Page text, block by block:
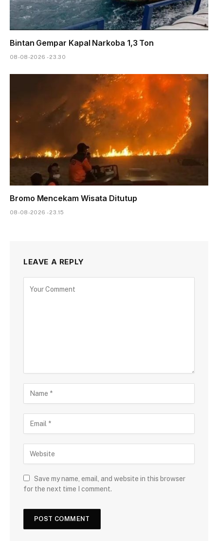
Bintan Gempar Kapal Narkoba 1,3 Ton
08-08-2026 - 23.30
Bromo Mencekam Wisata Ditutup
08-08-2026 - 23.15
LEAVE A REPLY
Save my name, email, and website in this browser
for the next time I comment.